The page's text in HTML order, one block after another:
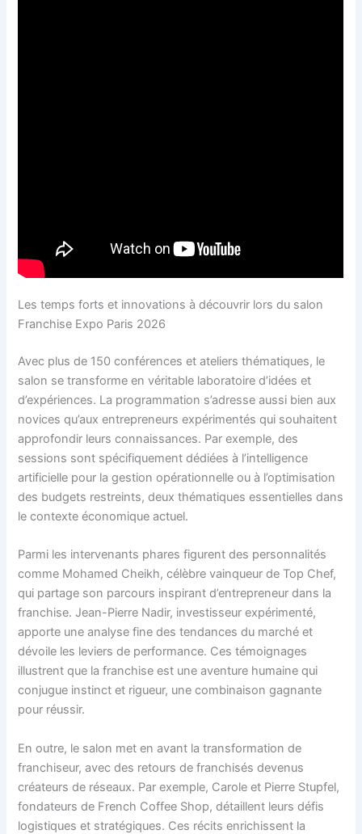
Les temps forts et innovations à découvrir lors du salon
Franchise Expo Paris 2026
Avec plus de 150 conférences et ateliers thématiques, le
salon se transforme en véritable laboratoire d’idées et
d’expériences. La programmation s’adresse aussi bien aux
novices qu’aux entrepreneurs expérimentés qui souhaitent
approfondir leurs connaissances. Par exemple, des
sessions sont spécifiquement dédiées à l’intelligence
artificielle pour la gestion opérationnelle ou à l’optimisation
des budgets restreints, deux thématiques essentielles dans
le contexte économique actuel.
Parmi les intervenants phares figurent des personnalités
comme Mohamed Cheikh, célèbre vainqueur de Top Chef,
qui partage son parcours inspirant d’entrepreneur dans la
franchise. Jean-Pierre Nadir, investisseur expérimenté,
apporte une analyse fine des tendances du marché et
dévoile les leviers de performance. Ces témoignages
illustrent que la franchise est une aventure humaine qui
conjugue instinct et rigueur, une combinaison gagnante
pour réussir.
En outre, le salon met en avant la transformation de
franchiseur, avec des retours de franchisés devenus
créateurs de réseaux. Par exemple, Carole et Pierre Stupfel,
fondateurs de French Coffee Shop, détaillent leurs défis
logistiques et stratégiques. Ces récits enrichissent la